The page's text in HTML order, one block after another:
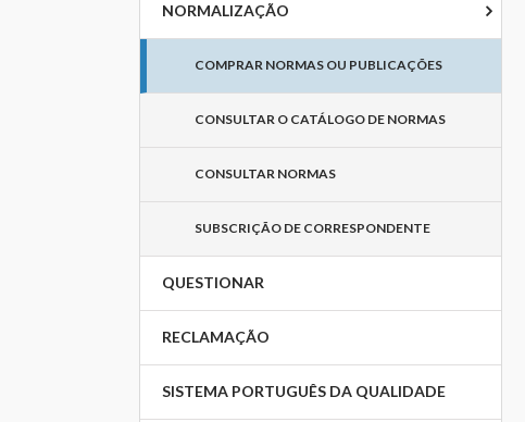
NORMALIZAÇÃO
COMPRAR NORMAS OU PUBLICAÇÕES
CONSULTAR O CATÁLOGO DE NORMAS
CONSULTAR NORMAS
SUBSCRIÇÃO DE CORRESPONDENTE
QUESTIONAR
RECLAMAÇÃO
SISTEMA PORTUGUÊS DA QUALIDADE